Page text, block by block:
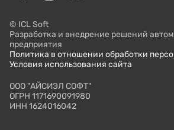
© ICL Soft
Разработка и внедрение решений
предприятия
Политика в отношении обработки
Условия использования сайта
ООО "АЙСИЭЛ СОФТ"
ОГРН 1171690091980
ИНН 1624016042